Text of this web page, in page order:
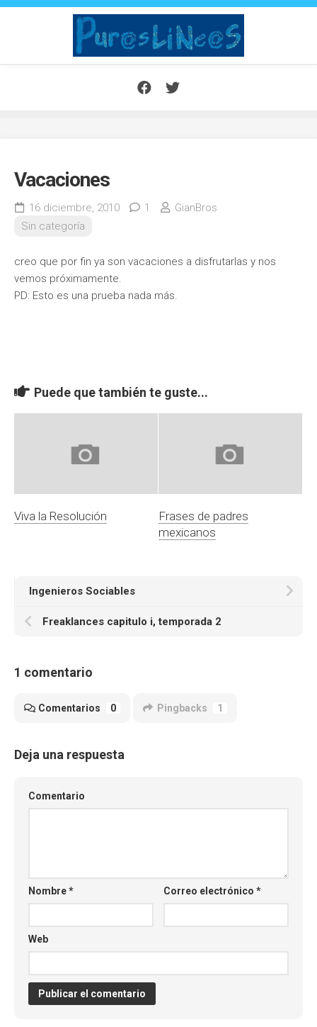
Saltar
Vacaciones
16 diciembre, 2010 1
GianBros
Sin categoría
creo que por fin ya son vacaciones a disfrutarlas y nos
vemos próximamente.
PD: Esto es una prueba nada más.
Puede que también te guste...
Viva la Resolución
Frases de padres
mexicanos
Ingenieros Sociables
Freaklances capitulo i, temporada 2
1 comentario
Comentarios 0 Pingbacks 1
Deja una respuesta
Comentario
Nombre* Correo electrónico*
Web